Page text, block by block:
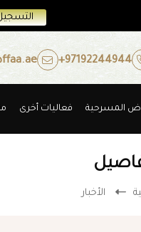
+97192244944
المسرحية فعاليات أخرى
الأخبار